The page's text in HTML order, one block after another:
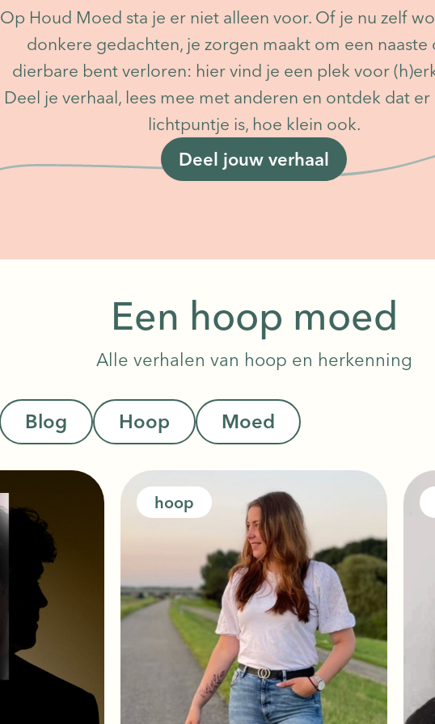
Op Houd Moed sta je er niet alleen voor. Of je nu zelf
donkere gedachten, je zorgen maakt om een naaste
dierbare bent verloren: hier vind je een plek voor
Deel je verhaal, lees mee met anderen en ontdek dat
lichtpuntje is, hoe klein ook.
Deel jouw verhaal
Een hoop moed
Alle verhalen van hoop en herkenning
Blog Hoop Moed
hoop